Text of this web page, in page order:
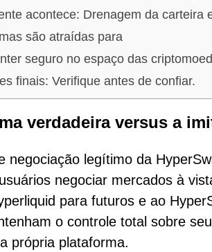
acontece: Drenagem da carteira
são atraídas para
seguro no espaço das
finais: Verifique antes de confiar.
verdadeira versus a
negociação legítimo da
negociar mercados à
para futuros e ao
o controle total sobre
própria plataforma.